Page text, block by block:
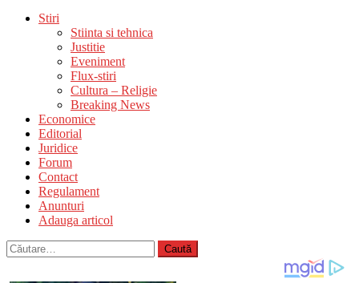
Stiri
Stiinta si tehnica
Justitie
Eveniment
Flux-stiri
Cultura – Religie
Breaking News
Economice
Editorial
Juridice
Forum
Contact
Regulament
Anunturi
Adauga articol
Caută
după: